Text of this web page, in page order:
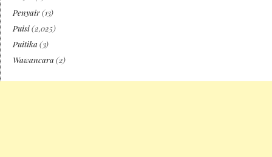
Penyair(13)
Puisi(2,025)
Puitika (3)
Wawancara (2)